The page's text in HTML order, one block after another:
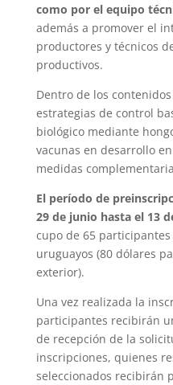
como por el equipo
además a promover el
productores y técnicos
productivos.
Dentro de los
estrategias de control
biológico mediante
vacunas en desarrollo
medidas
El período de
29 de junio hasta el 13
cupo de 65 participantes
uruguayos (80 dólares
exterior).
Una vez realizada la
participantes recibirán
de recepción de la
inscripciones, quienes
seleccionados recibirán